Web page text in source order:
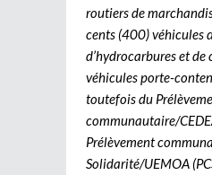
routiers de
cents (400) véhicules
d’hydrocarbures et de
véhicules porte-
toutefois du
communautaire/
Prélèvement
Solidarité/UEMOA